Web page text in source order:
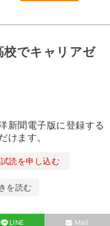
でキャリアゼ
新聞電子版に登録する
けます。
試読を申し込む
を読む
LINE Mail